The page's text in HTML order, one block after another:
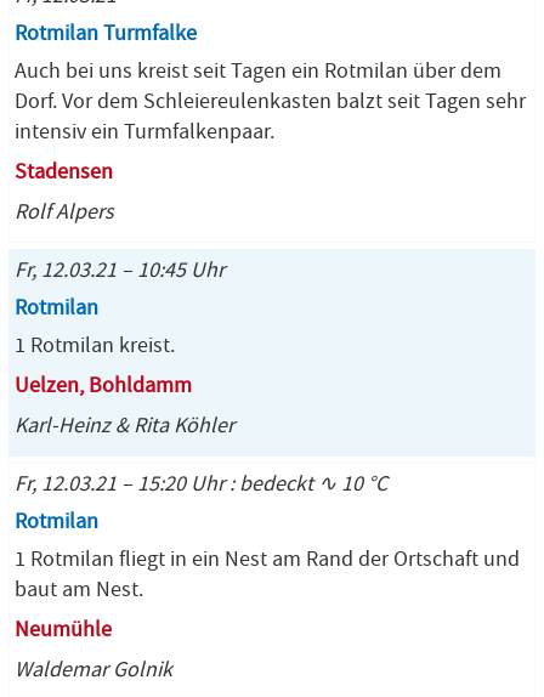
Rotmilan Turmfalke
Auch bei uns kreist seit Tagen ein Rotmilan über dem
Dorf. Vor dem Schleiereulenkasten balzt seit Tagen sehr
intensiv ein Turmfalkenpaar.
Stadensen
Rolf Alpers
Fr, 12.03.21 – 10:45 Uhr
Rotmilan
1 Rotmilan kreist.
Uelzen, Bohldamm
Karl-Heinz & Rita Köhler
Fr, 12.03.21 – 15:20 Uhr : bedeckt ∿ 10 °C
Rotmilan
1 Rotmilan fliegt in ein Nest am Rand der Ortschaft und
baut am Nest.
Neumühle
Waldemar Golnik